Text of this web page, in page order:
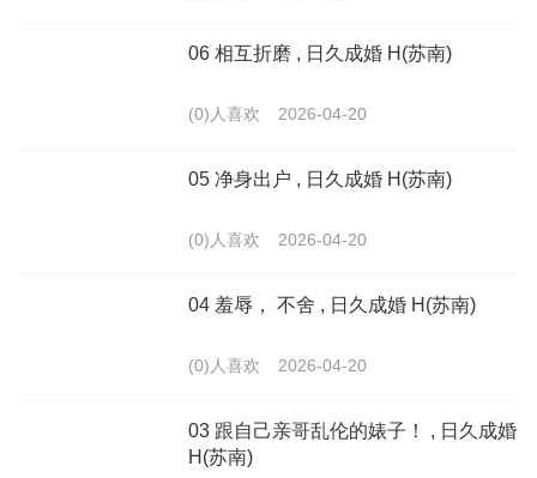
06 相互折磨 , 日久成婚 H(苏南)
(0)人喜欢 2026-04-20
05 净身出户 , 日久成婚 H(苏南)
(0)人喜欢 2026-04-20
04 羞辱， 不舍 , 日久成婚 H(苏南)
(0)人喜欢 2026-04-20
03 跟自己亲哥乱伦的婊子！ , 日久成婚
H(苏南)